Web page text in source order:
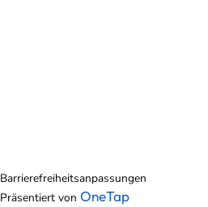
Barrierefreiheitsanpassungen
Präsentiert von OneTap